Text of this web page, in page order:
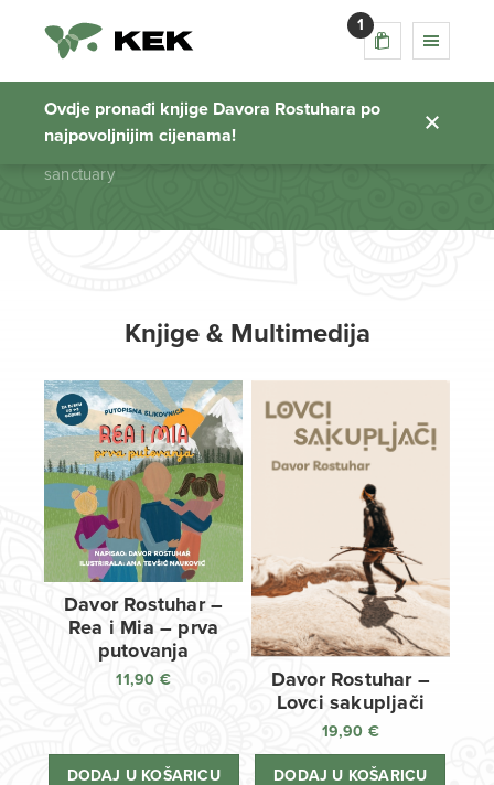
1
Ovdje pronađi knjige Davora Rostuhara po
najpovoljnijim cijenama!
sanctuary
Početna stranica
sanctuary
Knjige & Multimedija
Davor Rostuhar –
Rea i Mia – prva
putovanja
11,90 €
DODAJ U KOŠARICU
Davor Rostuhar –
Lovci sakupljači
19,90 €
DODAJ U KOŠARICU